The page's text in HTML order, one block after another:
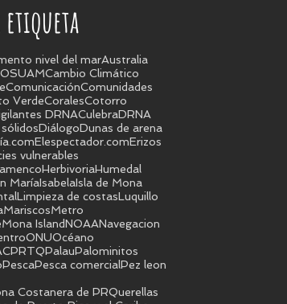
etiqueta
nivel del marAustralia
Cambio Climático
ComunicaciónComunidades
VerdeCoralesCotorro
DRNACulebraDRNA
DiálogoDunas de arena
Elespectador.comErizos
vulnerables
HerbivoriaHumedal
MaríaIsabelaIsla de Mona
Limpieza de costasLuquillo
MariscosMetro
Mona IslandNOAANavegacion
ONUOcéano
PRTQPalauPalominitos
PescaPesca comercialPez leon
Costanera de PRQuerellas